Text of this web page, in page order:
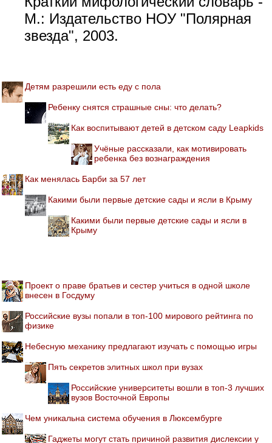
М.: Издательство НОУ "Полярная
звезда", 2003.
Детям разрешили есть еду с пола
Ребенку снятся страшные сны: что делать?
Как воспитывают детей в детском саду Leapkids
Учёные рассказали, как мотивировать
ребенка без вознаграждения
Как менялась Барби за 57 лет
Какими были первые детские сады и ясли в Крыму
Какими были первые детские сады и ясли в
Крыму
Проект о праве братьев и сестер учиться в одной школе
внесен в Госдуму
Российские вузы попали в топ-100 мирового рейтинга по
физике
Небесную механику предлагают изучать с помощью игры
Пять секретов элитных школ при вузах
Российские университеты вошли в топ-3 лучших
вузов Восточной Европы
Чем уникальна система обучения в Люксембурге
Гаджеты могут стать причиной развития дислексии у